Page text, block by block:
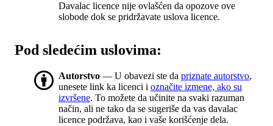
Davalac licence nije ovlašćen da opozove ove
slobode dok se pridržavate uslova licence.
Pod sledećim uslovima:
Autorstvo — U obavezi ste da priznate autorstvo,
unesete link ka licenci i označite izmene, ako su
izvršene. To možete da učinite na svaki razuman
način, ali ne tako da se sugeriše da vas davalac
licence podržava, kao i vaše korišćenje dela.